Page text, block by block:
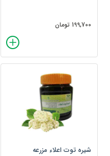
199,700 تومان
شیره توت اعلاء مزرعه